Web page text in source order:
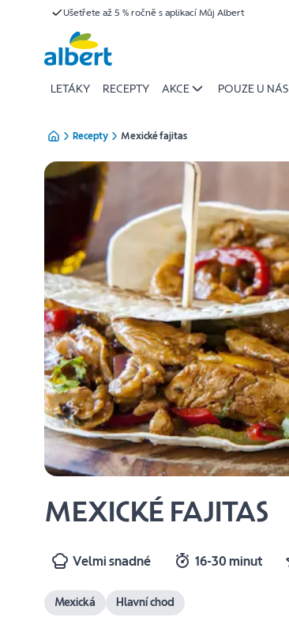
Ušetřete až 5 % ročně s aplikací Můj Albert
LETÁKY RECEPTY AKCE POUZE U NÁS
Recepty Mexické fajitas
MEXICKÉ FAJITAS
Velmi snadné 16-30 minut
Mexická Hlavní chod